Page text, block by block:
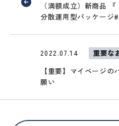
（満額成立）新商品
分散運用型パッケージ
2022.07.14
重要な
【重要】マイページ
願い